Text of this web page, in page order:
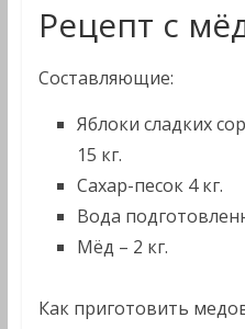
Рецепт с
Составляющие:
Яблоки сладких
15 кг.
Сахар-песок 4 кг.
Вода
Мёд – 2 кг.
Как приготовить